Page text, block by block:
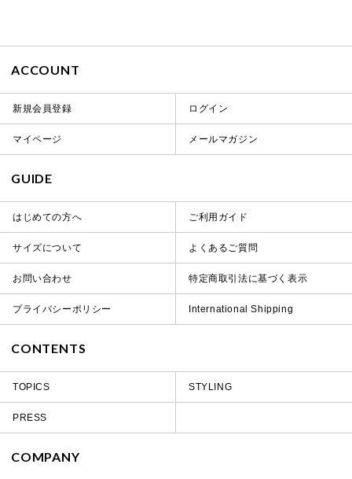
ACCOUNT
新規会員登録 ログイン
マイページ メールマガジン
GUIDE
はじめての方へ ご利用ガイド
サイズについて よくあるご質問
お問い合わせ 特定商取引法に基づく表示
プライバシーポリシー International Shipping
CONTENTS
TOPICS STYLING
PRESS
COMPANY